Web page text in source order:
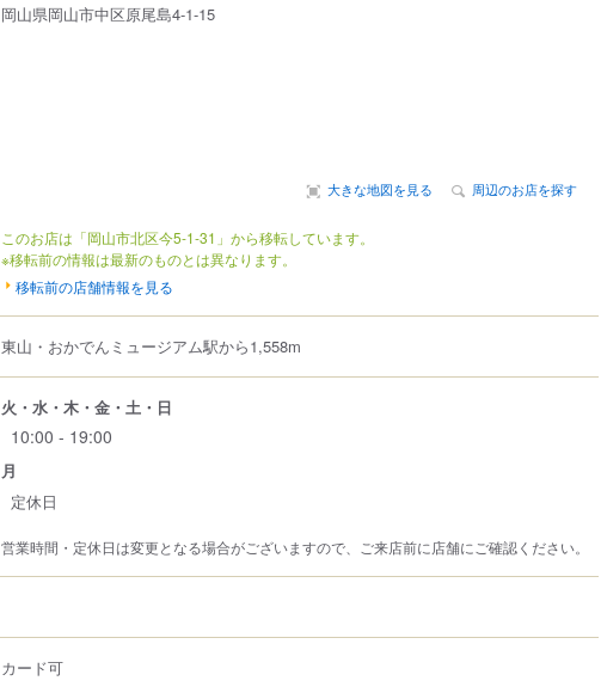
岡山県岡山市中区原尾島4-1-15
大きな地図を見る 周辺のお店を探す
このお店は「岡山市北区今5-1-31」から移転しています。
※移転前の情報は最新のものとは異なります。
移転前の店舗情報を見る
東山・おかでんミュージアム駅から1,558m
火・水・木・金・土・日
10:00 - 19:00
月
定休日
営業時間・定休日は変更となる場合がございますので、ご来店前に店舗にご確認ください。
カード可